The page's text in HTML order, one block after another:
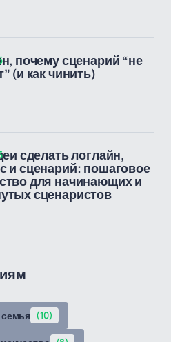
почему сценарий “не
(и как чинить)
сделать логлайн,
и сценарий: пошаговое
для начинающих и
сценаристов
семья (10)